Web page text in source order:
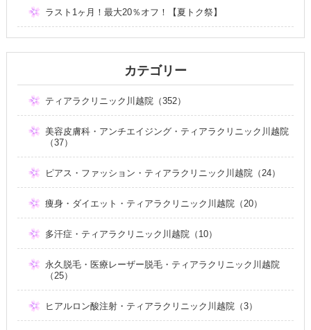
ラスト1ヶ月！最大20％オフ！【夏トク祭】
カテゴリー
ティアラクリニック川越院（352）
美容皮膚科・アンチエイジング・ティアラクリニック川越院
（37）
ピアス・ファッション・ティアラクリニック川越院（24）
痩身・ダイエット・ティアラクリニック川越院（20）
多汗症・ティアラクリニック川越院（10）
永久脱毛・医療レーザー脱毛・ティアラクリニック川越院
（25）
ヒアルロン酸注射・ティアラクリニック川越院（3）